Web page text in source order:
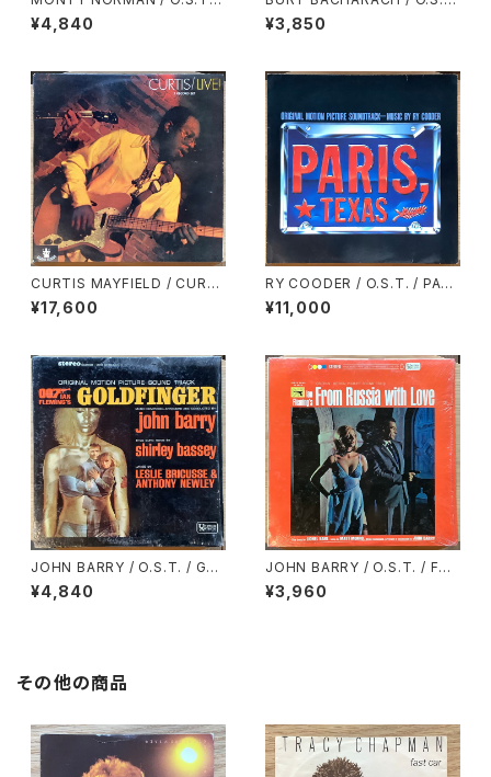
Dr.No
¥4,840
/ WHAT’S NEW PUSSYCA
T?
¥3,850
CURTIS MAYFIELD / CURTI
S / LIVE!
¥17,600
RY COODER / O.S.T. / PARI
S, TEXAS
¥11,000
JOHN BARRY / O.S.T. / GO
LDFINGER
¥4,840
JOHN BARRY / O.S.T. / FRO
M RUSSIA WITH LOVE
¥3,960
その他の商品